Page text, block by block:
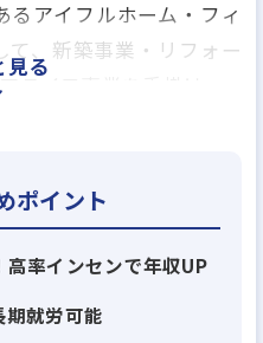
るアイフルホーム・フィ
て、新築事業・リフォー
ライフ事業を手掛け、
ります。
ス≫
見る
ポイント
率インセンで年収UP
就労可能